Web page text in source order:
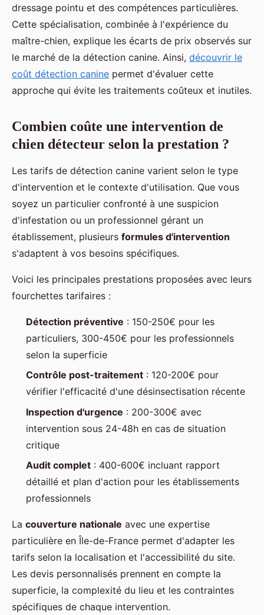
dressage pointu et des compétences particulières.
Cette spécialisation, combinée à l'expérience du
maître-chien, explique les écarts de prix observés sur
le marché de la détection canine. Ainsi, découvrir le
coût détection canine permet d'évaluer cette
approche qui évite les traitements coûteux et inutiles.
Combien coûte une intervention de
chien détecteur selon la prestation ?
Les tarifs de détection canine varient selon le type
d'intervention et le contexte d'utilisation. Que vous
soyez un particulier confronté à une suspicion
d'infestation ou un professionnel gérant un
établissement, plusieurs formules d'intervention
s'adaptent à vos besoins spécifiques.
Voici les principales prestations proposées avec leurs
fourchettes tarifaires :
Détection préventive : 150-250€ pour les
particuliers, 300-450€ pour les professionnels
selon la superficie
Contrôle post-traitement : 120-200€ pour
vérifier l'efficacité d'une désinsectisation récente
Inspection d'urgence : 200-300€ avec
intervention sous 24-48h en cas de situation
critique
Audit complet : 400-600€ incluant rapport
détaillé et plan d'action pour les établissements
professionnels
La couverture nationale avec une expertise
particulière en Île-de-France permet d'adapter les
tarifs selon la localisation et l'accessibilité du site.
Les devis personnalisés prennent en compte la
superficie, la complexité du lieu et les contraintes
spécifiques de chaque intervention.